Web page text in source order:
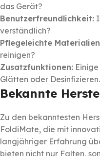
das Gerät?
Benutzerfreundlichkeit:
verständlich?
Pflegeleichte
reinigen?
Zusatzfunktionen:
Glätten oder Desinfizieren.
Bekannte
Zu den bekanntesten
FoldiMate, die mit
langjähriger Erfahrung
bieten nicht nur Falten,